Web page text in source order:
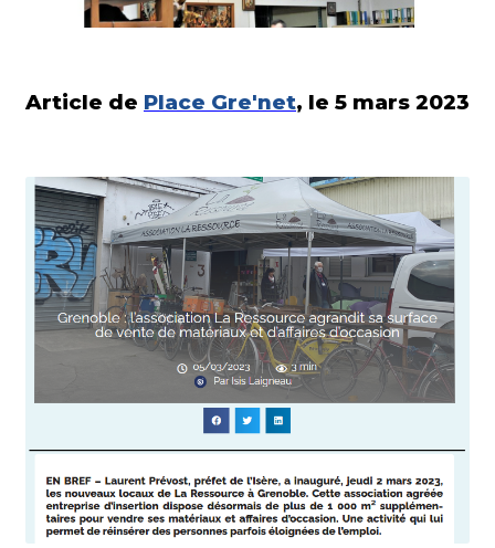
Article de Place Gre'net, le 5 mars 2023